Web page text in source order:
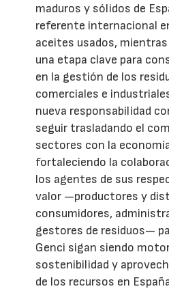
maduros y sólidos de
referente internacional
aceites usados,
una etapa clave para
en la gestión de los
comerciales e
nueva responsabilidad
seguir trasladando el
sectores con la
fortaleciendo la
los agentes de sus
valor —productores y
consumidores,
gestores de residuos—
Genci sigan siendo
sostenibilidad y
de los recursos en